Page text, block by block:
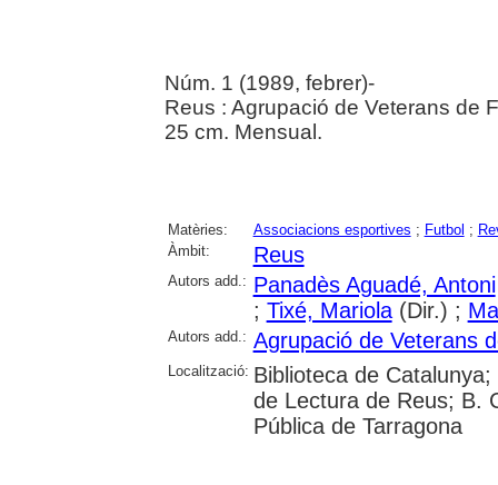
Núm. 1 (1989, febrer)-
Reus : Agrupació de Veterans de
25 cm. Mensual.
Matèries: Associacions esportives ; Futbol ;
Àmbit:
Reus
Autors add.: Panadès Aguadé, Antoni
; Tixé, Mariola(Dir.) ;
Autors add.: Agrupació de Veterans
Localització: Biblioteca de
de Lectura de Reus; B.
Pública de Tarragona